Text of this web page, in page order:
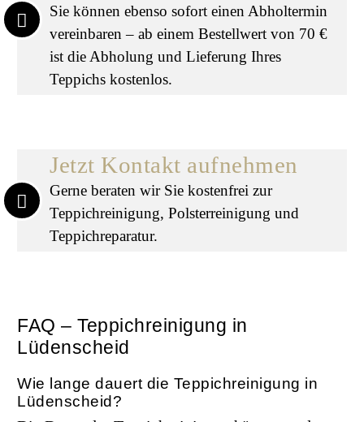
Sie können ebenso sofort einen Abholtermin
vereinbaren – ab einem Bestellwert von 70 €
ist die Abholung und Lieferung Ihres
Teppichs kostenlos.
Jetzt Kontakt aufnehmen
Gerne beraten wir Sie kostenfrei zur
Teppichreinigung, Polsterreinigung und
Teppichreparatur.
FAQ – Teppichreinigung in
Lüdenscheid
Wie lange dauert die Teppichreinigung in
Lüdenscheid?